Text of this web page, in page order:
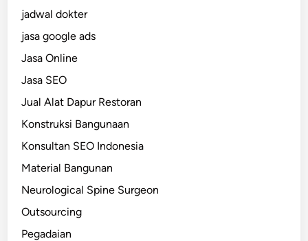
jadwal dokter
jasa google ads
Jasa Online
Jasa SEO
Jual Alat Dapur Restoran
Konstruksi Bangunaan
Konsultan SEO Indonesia
Material Bangunan
Neurological Spine Surgeon
Outsourcing
Pegadaian